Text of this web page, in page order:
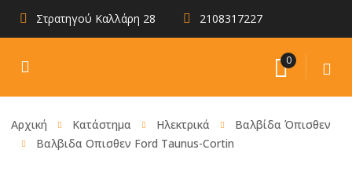
Στρατηγού Καλλάρη 28 2108317227
0
Αρχική Κατάστημα Ηλεκτρικά
Βαλβίδα Όπισθεν
Βαλβιδα Οπισθεν Ford Taunus-Cortin